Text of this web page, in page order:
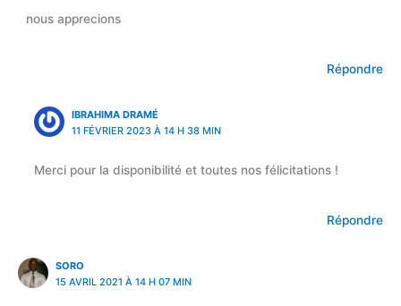
nous apprecions
Répondre
IBRAHIMA DRAMÉ
11 FÉVRIER 2023 À 14 H 38 MIN
Merci pour la disponibilité et toutes nos félicitations !
Répondre
SORO
15 AVRIL 2021 À 14 H 07 MIN